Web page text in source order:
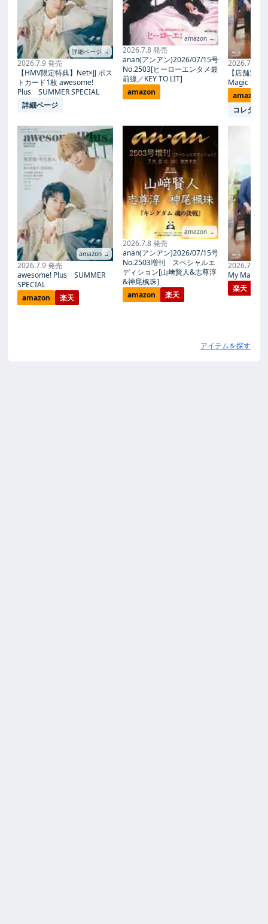
詳細ページ →
2026.7.9 発売
【HMV限定特典】Net×JJ ポス
トカード1枚 awesome!
Plus SUMMER SPECIAL
詳細ページ
amazon →
2026.7.9 発売
awesome! Plus SUMMER
SPECIAL
amazon
楽天
amazon →
2026.7.8 発売
anan(アンアン)2026/07/15号
No.2503[ヒーローエンタメ最
前線／KEY TO LIT]
amazon
amazon →
2026.7.8 発売
anan(アンアン)2026/07/15号
No.2503増刊 スペシャルエ
ディション[山﨑賢人&志尊淳
&神尾楓珠]
amazon
楽天
2026.7.27
【店舗別
Magic
amazon
コレタメ
2026.7.27
My Magic
楽天
アイテムを探す